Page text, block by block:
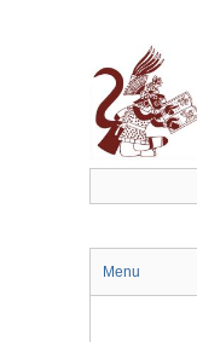
Menu